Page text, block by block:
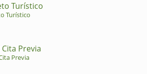
Turístico
Turístico
Cita Previa
Previa